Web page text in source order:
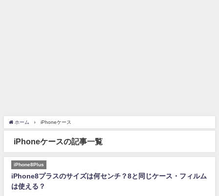
ホーム iPhoneケース
iPhoneケースの記事一覧
iPhone8Plus
iPhone8プラスのサイズは何センチ？8と同じケース・フィルム
は使える？